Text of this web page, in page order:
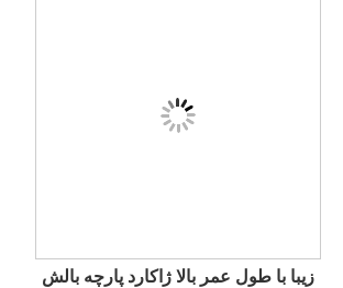
زیبا با طول عمر بالا ژاکارد پارچه بالش